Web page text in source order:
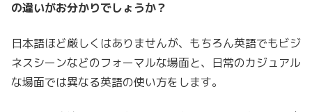
の違いがお分かりでしょうか？
日本語ほど厳しくはありませんが、もちろん英語でもビジ
ネスシーンなどのフォーマルな場面と、日常のカジュアル
な場面では異なる英語の使い方をします。